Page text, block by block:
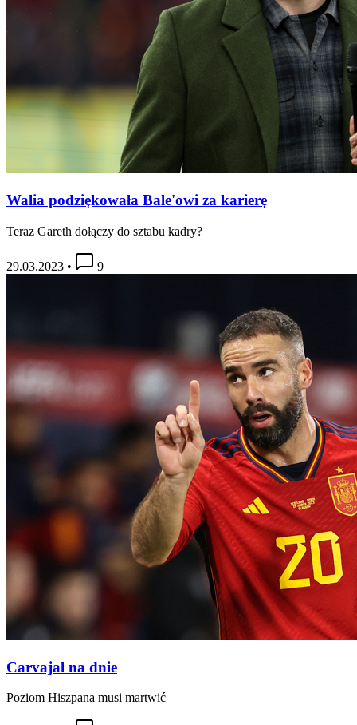
Walia podziękowała Bale'owi za karierę
Teraz Gareth dołączy do sztabu kadry?
29.03.2023 • 9
Carvajal na dnie
Poziom Hiszpana musi martwić